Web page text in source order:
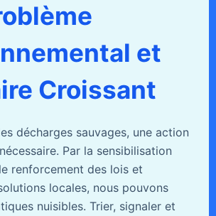
et
Croissant
décharges sauvages, une action
Par la sensibilisation
renforcement des lois et
locales, nous pouvons
nuisibles. Trier, signaler et